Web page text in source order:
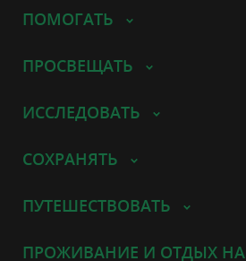
ПОМОГАТЬ
ПРОСВЕЩАТЬ
ИССЛЕДОВАТЬ
СОХРАНЯТЬ
ПУТЕШЕСТВОВАТЬ
ПРОЖИВАНИЕ И ОТДЫХ НА